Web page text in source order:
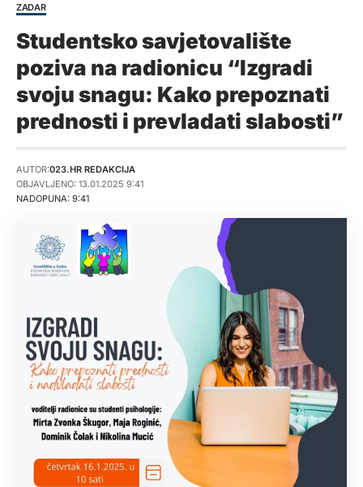
ZADAR
Studentsko savjetovalište
poziva na radionicu “Izgradi
svoju snagu: Kako prepoznati
prednosti i prevladati slabosti”
NADOPUNA: 9:41
AUTOR:023.HR REDAKCIJA
OBJAVLJENO: 13.01.2025 9:41